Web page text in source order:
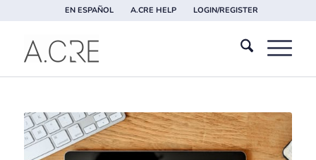
EN ESPAÑOL A.CRE HELP LOGIN/REGISTER